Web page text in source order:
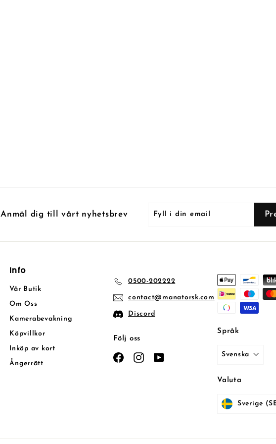
Anmäl dig till vårt nyhetsbrev
Info
Vår Butik
Om Oss
Kamerabevakning
Köpvillkor
Inköp av kort
Ångerrätt
0500-202222
contact@manatorsk.com
Discord
Följ oss
FacebookInstagram
Språk
Svenska
Valuta